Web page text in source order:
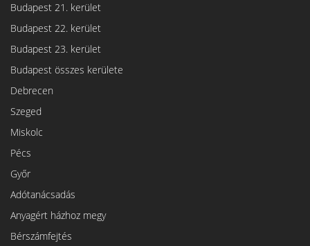
Budapest 21. kerület
Budapest 22. kerület
Budapest 23. kerület
Budapest összes kerülete
Debrecen
Szeged
Miskolc
Pécs
Győr
Adótanácsadás
Anyagért házhoz megy
Bérszámfejtés